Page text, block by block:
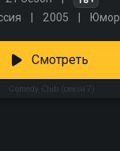
2005 Юмор
Comedy Club (сезон 7)
Смотреть